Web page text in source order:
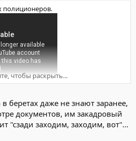
полиционеров.
чтобы раскрыть...
беретах даже не знают заранее,
документов, им закадровый
"сзади заходим, заходим, вот"...